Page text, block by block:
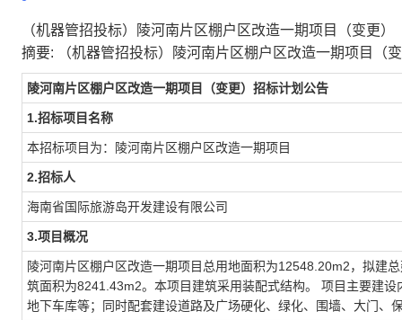
（机器管招投标）陵河南片区棚户区改造一期项目（变更）
摘要: （机器管招投标）陵河南片区棚户区改造一期项目（
陵河南片区棚户区改造一期项目（变更）招标计划公告
1.招标项目名称
本招标项目为：陵河南片区棚户区改造一期项目
2.招标人
海南省国际旅游岛开发建设有限公司
3.项目概况
陵河南片区棚户区改造一期项目总用地面积为12548.20m2，拟建
筑面积为8241.43m2。本项目建筑采用装配式结构。 项目主要建
地下车库等；同时配套建设道路及广场硬化、绿化、围墙、大门